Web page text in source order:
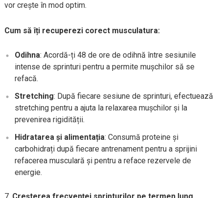
vor crește în mod optim.
Cum să îți recuperezi corect musculatura:
Odihna: Acordă-ți 48 de ore de odihnă între sesiunile
intense de sprinturi pentru a permite mușchilor să se
refacă.
Stretching: După fiecare sesiune de sprinturi, efectuează
stretching pentru a ajuta la relaxarea mușchilor și la
prevenirea rigidității.
Hidratarea și alimentația: Consumă proteine și
carbohidrați după fiecare antrenament pentru a sprijini
refacerea musculară și pentru a reface rezervele de
energie.